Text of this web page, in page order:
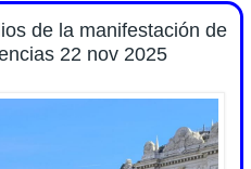
de la manifestación de
22 nov 2025